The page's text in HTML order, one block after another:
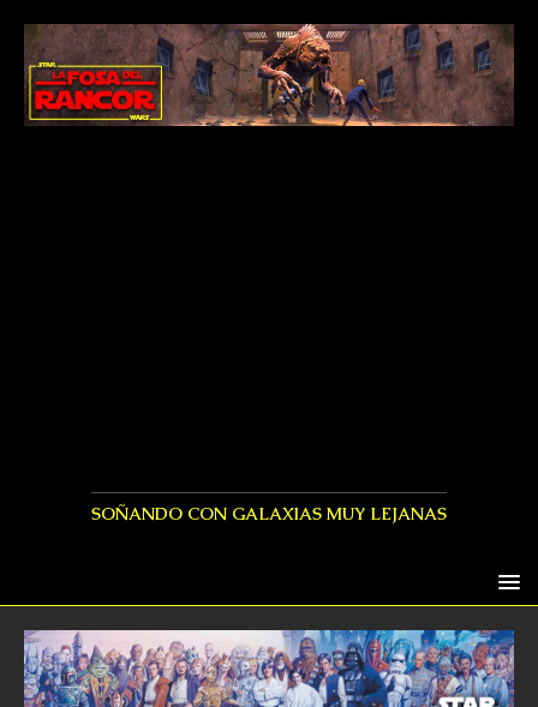
SOÑANDO CON GALAXIAS MUY LEJANAS